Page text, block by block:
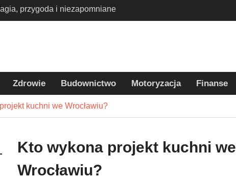
militarny dla dzieci –
Zdrowie Budownictwo Motoryzacja Finanse
kuchni we Wrocławiu?
Kto wykona projekt kuchni we
Wrocławiu?